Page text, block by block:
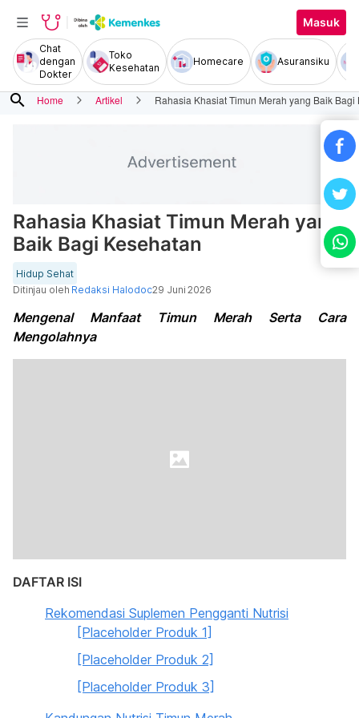
Masuk
Chat
dengan
Dokter
Toko
Kesehatan
Homecare Asuransiku
search Home Artikel Rahasia Khasiat Timun Merah yang Baik Bagi
Rahasia Khasiat Timun Merah yang
Baik Bagi Kesehatan
Hidup Sehat
Ditinjau oleh Redaksi Halodoc29 Juni 2026
Mengenal Manfaat Timun Merah Serta Cara
Mengolahnya
DAFTAR ISI
Rekomendasi Suplemen Pengganti Nutrisi
[Placeholder Produk 1]
[Placeholder Produk 2]
[Placeholder Produk 3]